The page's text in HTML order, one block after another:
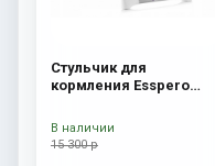
Стульчик для
кормления Esspero
15 300 р
В наличии